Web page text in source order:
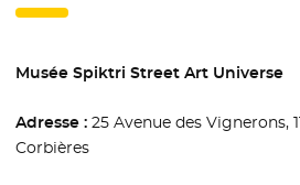
Musée Spiktri Street Art Universe
Adresse : 25 Avenue des Vignerons,
Corbières